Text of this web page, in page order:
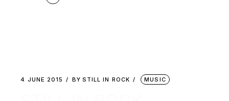
4 JUNE 2015 BY STILL IN ROCK MUSIC